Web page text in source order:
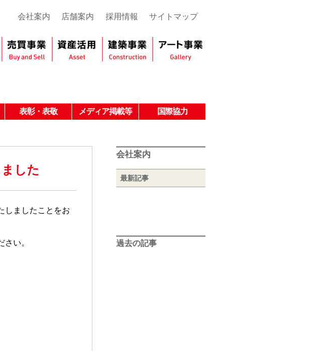
会社案内 店舗案内 採用情報 サイトマップ
表彰・表敬 メディア掲載等 国際協力
した
しましたことをお
い。
会社案内
最新記事
過去の記事